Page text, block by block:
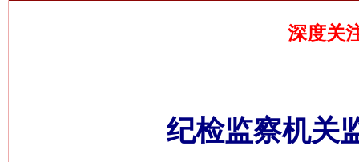
深度关
纪检监察机关